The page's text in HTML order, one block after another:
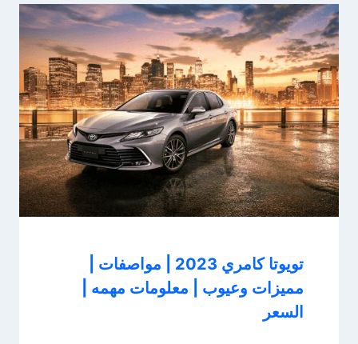
تويوتا كامري 2023 | مواصفات |
مميزات وعيوب | معلومات مهمه |
السعر